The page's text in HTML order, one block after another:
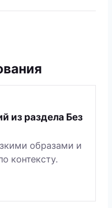
из раздела Без
образами и
контексту.